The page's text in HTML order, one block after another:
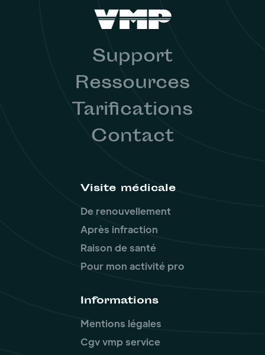
Support
Ressources
Tarifications
Contact
Visite médicale
De renouvellement
Après infraction
Raison de santé
Pour mon activité pro
Informations
Mentions légales
Cgv vmp service